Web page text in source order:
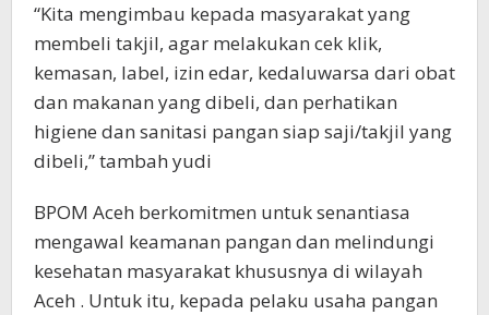
“Kita mengimbau kepada masyarakat yang
membeli takjil, agar melakukan cek klik,
kemasan, label, izin edar, kedaluwarsa dari obat
dan makanan yang dibeli, dan perhatikan
higiene dan sanitasi pangan siap saji/takjil yang
dibeli,” tambah yudi
BPOM Aceh berkomitmen untuk senantiasa
mengawal keamanan pangan dan melindungi
kesehatan masyarakat khususnya di wilayah
Aceh . Untuk itu, kepada pelaku usaha pangan